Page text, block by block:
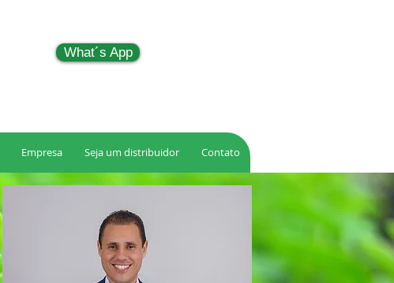
What´s App
Empresa Seja um distribuidor Contato